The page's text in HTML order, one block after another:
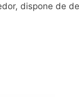
dispone de